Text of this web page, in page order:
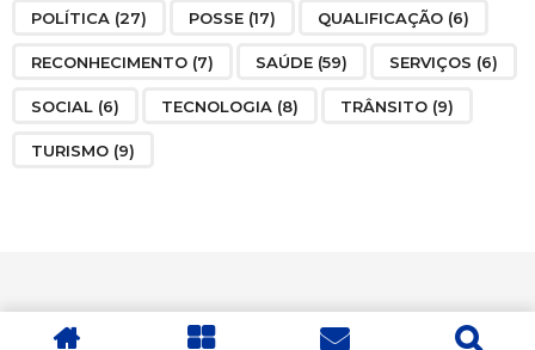
POLÍTICA (27) POSSE (17) QUALIFICAÇÃO (6)
RECONHECIMENTO (7) SAÚDE (59) SERVIÇOS (6)
SOCIAL (6) TECNOLOGIA (8) TRÂNSITO (9)
TURISMO (9)